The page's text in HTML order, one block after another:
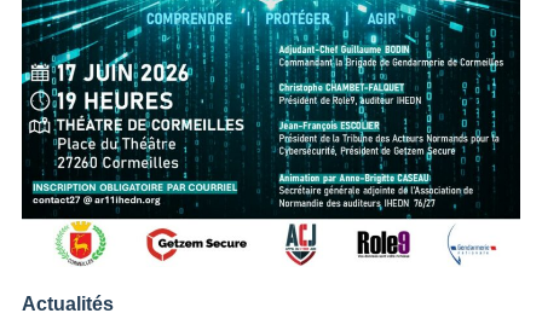
Actualités